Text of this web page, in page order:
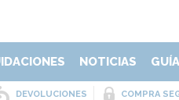
NOTICIAS
DEVOLUCIONES COMPRA